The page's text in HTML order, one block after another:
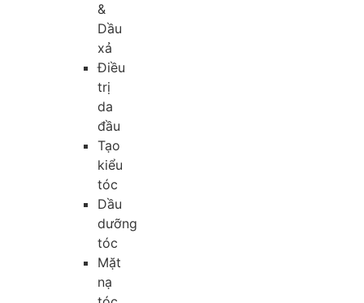
&
Dầu
xả
Điều
trị
da
đầu
Tạo
kiểu
tóc
Dầu
dưỡng
tóc
Mặt
nạ